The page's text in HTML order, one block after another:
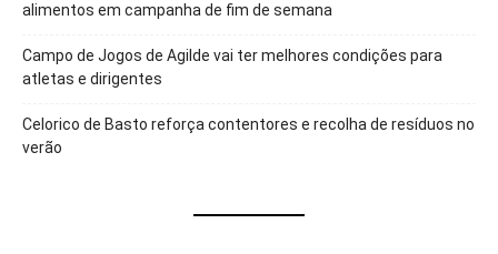
alimentos em campanha de fim de semana
Campo de Jogos de Agilde vai ter melhores condições para
atletas e dirigentes
Celorico de Basto reforça contentores e recolha de resíduos no
verão